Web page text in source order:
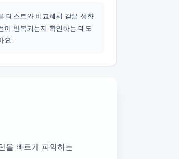
테스트와 비교해서 같은 성향
이 반복되는지 확인하는 데도
요.
을 빠르게 파악하는